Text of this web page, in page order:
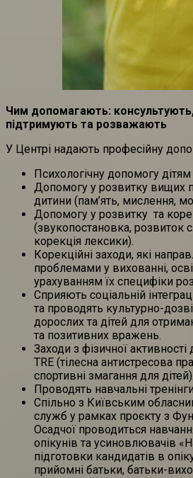
Чим допомагають:
підтримують та розважають
У Центрі надають професійну
Психологічну допомогу
Допомогу у розвитку вищих
дитини (пам’ять, мислення,
Допомогу у розвитку та
(звукопостановка, розвиток
корекція лексики).
Корекційні заходи, які
проблемами у вихованні,
урахуванням їх специфіки
Сприяють соціальній
та проводять культурно-
дорослих та дітей для
та позитивних вражень.
Заходи з фізичної
ТRЕ (тілесна антистресова
спортивні змагання для дітей).
Проводять навчальні
Спільно з Київським
служб у рамках проєкту з
Осадчої проводиться
опікунів та усиновлювачів
підготовки кандидатів в
прийомні батьки, батьки-